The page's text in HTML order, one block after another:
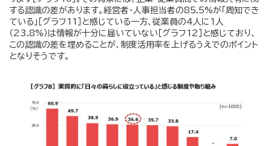
する認識の差があります。経営者・人事担当者の85.5%が「周知でき
ている」［グラフ11］と感じている一方、従業員の4人に1人
（23.8%）は情報が十分に届いていない［グラフ12］と感じており、
この認識の差を埋めることが、制度活用率を上げるうえでのポイント
となりそうです。